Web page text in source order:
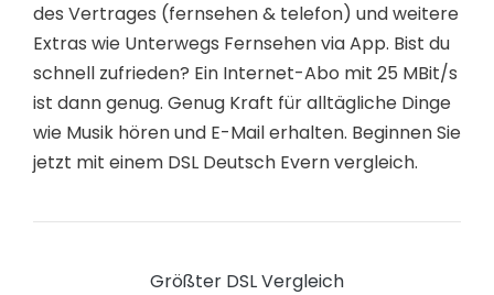
des Vertrages (fernsehen & telefon) und weitere
Extras wie Unterwegs Fernsehen via App. Bist du
schnell zufrieden? Ein Internet-Abo mit 25 MBit/s
ist dann genug. Genug Kraft für alltägliche Dinge
wie Musik hören und E-Mail erhalten. Beginnen Sie
jetzt mit einem DSL Deutsch Evern vergleich.
Größter DSL Vergleich